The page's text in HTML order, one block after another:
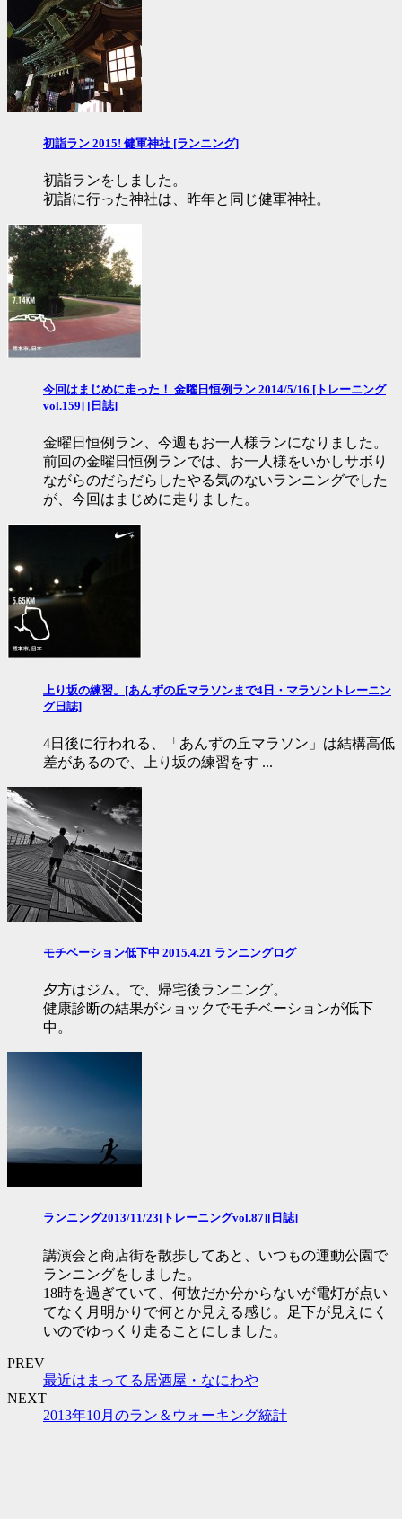
初詣ラン 2015! 健軍神社 [ランニング]
初詣ランをしました。
初詣に行った神社は、昨年と同じ健軍神社。
今回はまじめに走った！ 金曜日恒例ラン 2014/5/16 [トレーニング
vol.159] [日誌]
金曜日恒例ラン、今週もお一人様ランになりました。
前回の金曜日恒例ランでは、お一人様をいかしサボり
ながらのだらだらしたやる気のないランニングでした
が、今回はまじめに走りました。
上り坂の練習。[あんずの丘マラソンまで4日・マラソントレーニン
グ日誌]
4日後に行われる、「あんずの丘マラソン」は結構高低
差があるので、上り坂の練習をす ...
モチベーション低下中 2015.4.21 ランニングログ
夕方はジム。で、帰宅後ランニング。
健康診断の結果がショックでモチベーションが低下
中。
ランニング2013/11/23[トレーニングvol.87][日誌]
講演会と商店街を散歩してあと、いつもの運動公園で
ランニングをしました。
18時を過ぎていて、何故だか分からないが電灯が点い
てなく月明かりで何とか見える感じ。足下が見えにく
いのでゆっくり走ることにしました。
PREV
最近はまってる居酒屋・なにわや
NEXT
2013年10月のラン＆ウォーキング統計